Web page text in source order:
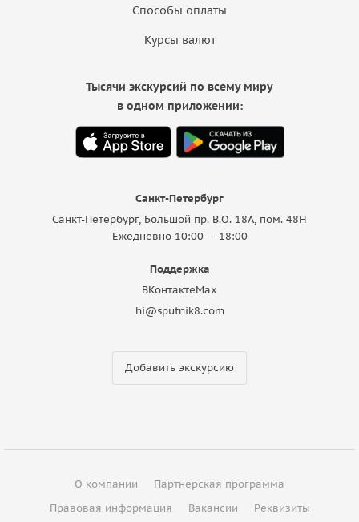
Способы оплаты
Курсы валют
Санкт-Петербург
Санкт-Петербург, Большой пр. В.О. 18A, пом. 48Н
Ежедневно 10:00 — 18:00
Поддержка
ВКонтактеMax
hi@sputnik8.com
Добавить экскурсию
Тысячи экскурсий по всему миру
в одном приложении:
О компании
Партнерская программа
Правовая информация
Вакансии Реквизиты